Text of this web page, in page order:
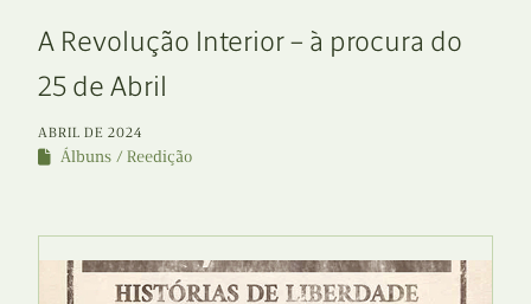
A Revolução Interior – à procura do
25 de Abril
ABRIL DE 2024
Álbuns Reedição